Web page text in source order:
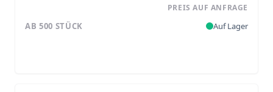
PREIS AUF ANFRAGE
AB 500 STÜCK Auf Lager